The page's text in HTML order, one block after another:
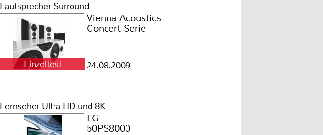
Lautsprecher Surround
Einzeltest
Vienna Acoustics
Concert-Serie
24.08.2009
Fernseher Ultra HD und 8K
LG
50PS8000